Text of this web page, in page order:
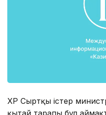
ҚХР Сыртқы істер
қытай тарапы бұл